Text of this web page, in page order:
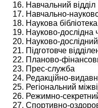
Навчальний відділ
Навчально-
Наукова бібліотека
Науково-дослідна
Науково-
Підготовче
Планово-
Прес-служба
Редакційно-
Регіональний
Режимно-
Спортивно-